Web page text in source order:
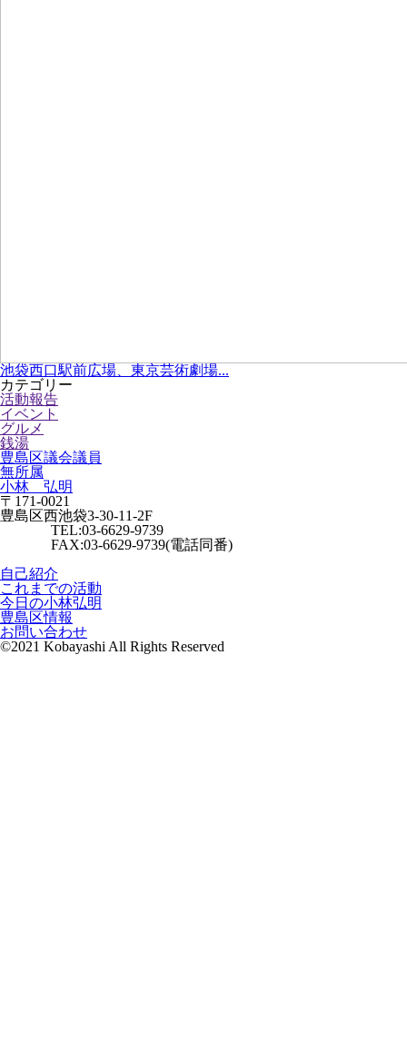
池袋西口駅前広場、東京芸術劇場...
カテゴリー
活動報告
イベント
グルメ
銭湯
豊島区議会議員
無所属
小林 弘明
〒171-0021
豊島区西池袋3-30-11-2F
TEL:03-6629-9739
FAX:03-6629-9739(電話同番)
自己紹介
これまでの活動
今日の小林弘明
豊島区情報
お問い合わせ
©2021 Kobayashi All Rights Reserved